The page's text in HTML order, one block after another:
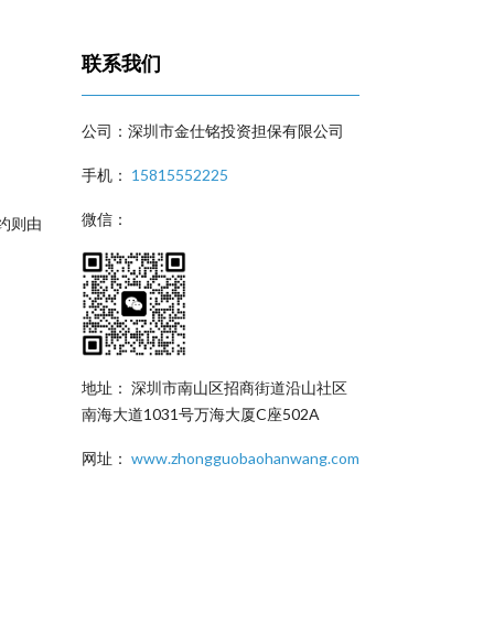
则由
联系我们
公司：深圳市金仕铭投资担保有限公司
手机： 15815552225
微信：
地址： 深圳市南山区招商街道沿山社区
南海大道1031号万海大厦C座502A
网址： www.zhongguobaohanwang.com